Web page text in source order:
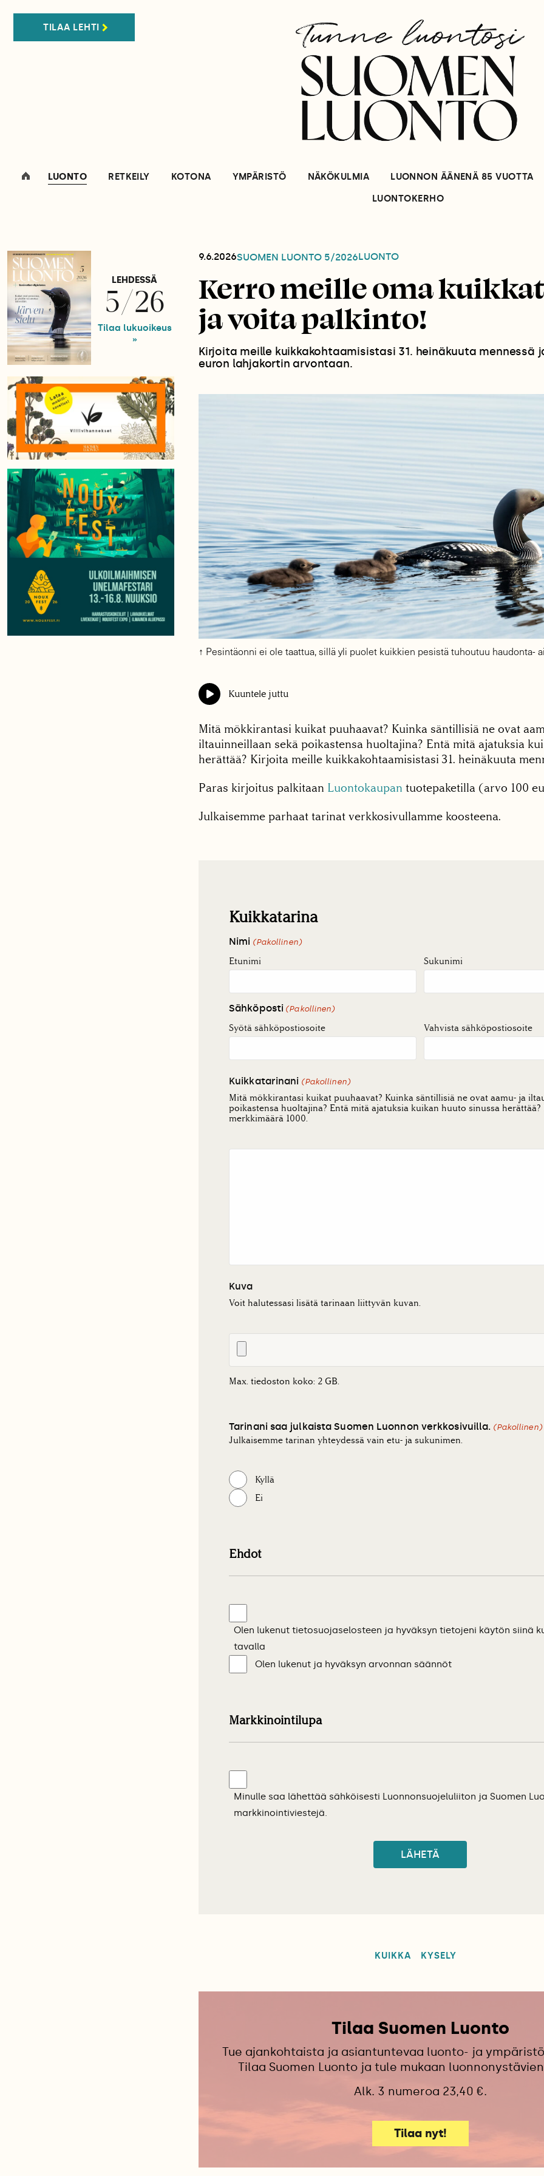
TILAA LEHTI
LUONTO RETKEILY KOTONA YMPÄRISTÖ NÄKÖKULMIA LUONNON ÄÄNENÄ 85 VUOTTA
LUONTOKERHO
LEHDESSÄ
5/26
Tilaa lukuoikeus
»
9.6.2026SUOMEN LUONTO 5/2026LUONTO
Kerro meille oma
ja voita palkinto!
Kirjoita meille kuikkakohtaamisistasi 31. heinäkuuta mennessä
euron lahjakortin arvontaan.
↑ Pesintäonni ei ole taattua, sillä yli puolet kuikkien pesistä tuhoutuu haudonta-
Kuuntele juttu
Mitä mökkirantasi kuikat puuhaavat? Kuinka säntillisiä ne ovat
iltauinneillaan sekä poikastensa huoltajina? Entä mitä ajatuksia
herättää? Kirjoita meille kuikkakohtaamisistasi 31. heinäkuuta
Paras kirjoitus palkitaan Luontokaupan tuotepaketilla (arvo 100
Julkaisemme parhaat tarinat verkkosivullamme koosteena.
Kuikkatarina
Nimi (Pakollinen)
Etunimi Sukunimi
Sähköposti (Pakollinen)
Syötä sähköpostiosoite Vahvista sähköpostiosoite
Kuikkatarinani (Pakollinen)
Mitä mökkirantasi kuikat puuhaavat? Kuinka säntillisiä ne ovat aamu- ja
poikastensa huoltajina? Entä mitä ajatuksia kuikan huuto sinussa herättää?
merkkimäärä 1000.
Kuva
Voit halutessasi lisätä tarinaan liittyvän kuvan.
Max. tiedoston koko: 2 GB.
Tarinani saa julkaista Suomen Luonnon verkkosivuilla. (Pakollinen)
Julkaisemme tarinan yhteydessä vain etu- ja sukunimen.
Kyllä
Ei
Ehdot
Ehdot
Olen lukenut tietosuojaselosteen ja hyväksyn tietojeni käytön siinä
tavalla
Olen lukenut ja hyväksyn arvonnan säännöt
Markkinointilupa
Markkinointilupa
Minulle saa lähettää sähköisesti Luonnonsuojeluliiton ja Suomen
markkinointiviestejä.
KUIKKA KYSELY
Tilaa Suomen Luonto
Tue ajankohtaista ja asiantuntevaa luonto- ja
Tilaa Suomen Luonto ja tule mukaan
Alk. 3 numeroa 23,40 €.
Tilaa nyt!